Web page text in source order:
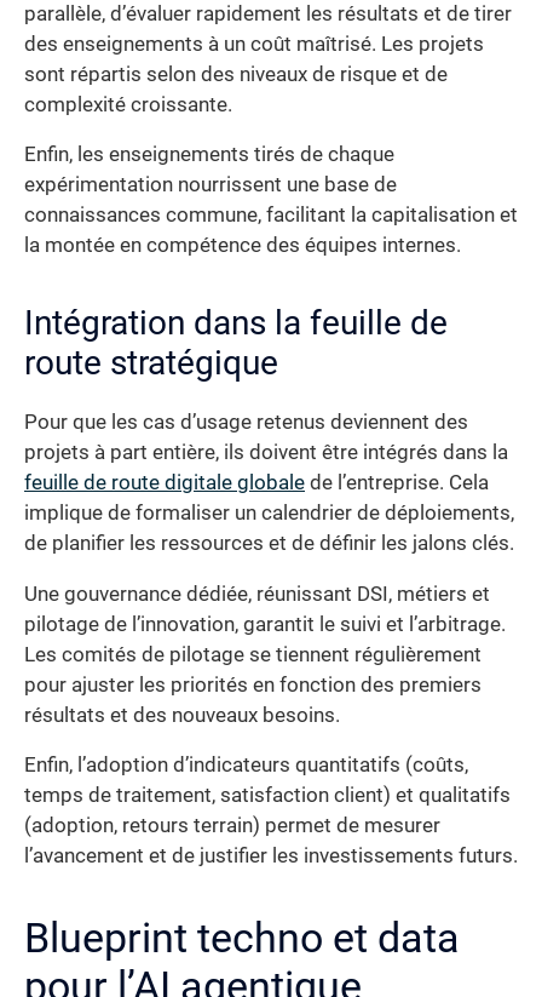
parallèle, d’évaluer rapidement les résultats et de tirer
des enseignements à un coût maîtrisé. Les projets
sont répartis selon des niveaux de risque et de
complexité croissante.
Enfin, les enseignements tirés de chaque
expérimentation nourrissent une base de
connaissances commune, facilitant la capitalisation et
la montée en compétence des équipes internes.
Intégration dans la feuille de
route stratégique
Pour que les cas d’usage retenus deviennent des
projets à part entière, ils doivent être intégrés dans la
feuille de route digitale globale de l’entreprise. Cela
implique de formaliser un calendrier de déploiements,
de planifier les ressources et de définir les jalons clés.
Une gouvernance dédiée, réunissant DSI, métiers et
pilotage de l’innovation, garantit le suivi et l’arbitrage.
Les comités de pilotage se tiennent régulièrement
pour ajuster les priorités en fonction des premiers
résultats et des nouveaux besoins.
Enfin, l’adoption d’indicateurs quantitatifs (coûts,
temps de traitement, satisfaction client) et qualitatifs
(adoption, retours terrain) permet de mesurer
l’avancement et de justifier les investissements futurs.
Blueprint techno et data
pour l’AI agentique